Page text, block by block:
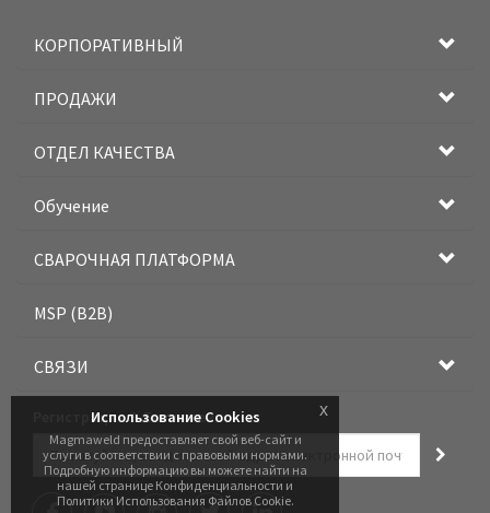
КОРПОРАТИВНЫЙ
ПРОДАЖИ
ОТДЕЛ КАЧЕСТВА
Обучение
СВАРОЧНАЯ ПЛАТФОРМА
MSP (B2B)
СВЯЗИ
Регистрация Э-Бюллетеня
Использование Cookies
Magmaweld предоставляет свой веб-сайт и
услуги в соответствии с правовыми нормами.
Подробную информацию вы можете найти на
нашей странице Конфиденциальности и
Политики Использования Файлов Cookie.
x